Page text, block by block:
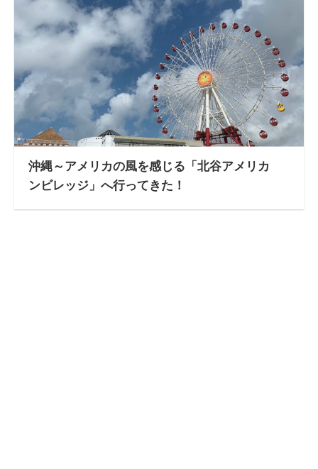
沖縄～アメリカの風を感じる「北谷アメリカ
ンビレッジ」へ行ってきた！